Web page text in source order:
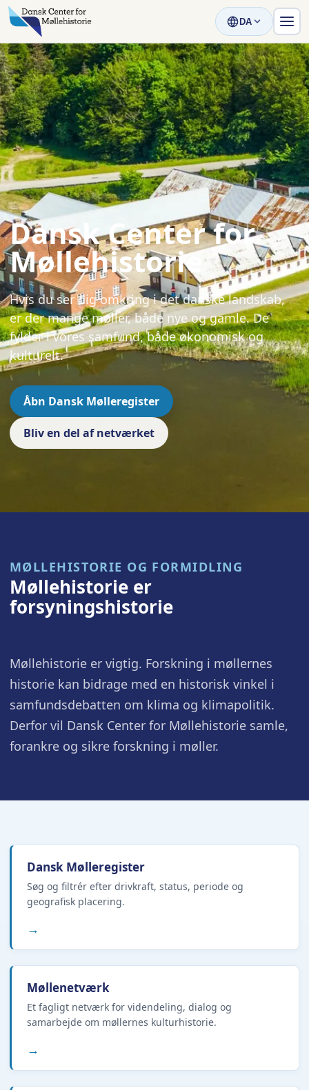
DA
Dansk Center for
Møllehistorie
Hvis du ser dig omkring i det danske landskab,
er der mange møller, både nye og gamle. De
fylder i vores samfund, både økonomisk og
kulturelt.
Åbn Dansk Mølleregister
Bliv en del af netværket
MØLLEHISTORIE OG FORMIDLING
Møllehistorie er
forsyningshistorie
Møllehistorie er vigtig. Forskning i møllernes
historie kan bidrage med en historisk vinkel i
samfundsdebatten om klima og klimapolitik.
Derfor vil Dansk Center for Møllehistorie samle,
forankre og sikre forskning i møller.
Dansk Mølleregister
Søg og filtrér efter drivkraft, status, periode og
geografisk placering.
→
Møllenetværk
Et fagligt netværk for videndeling, dialog og
samarbejde om møllernes kulturhistorie.
→